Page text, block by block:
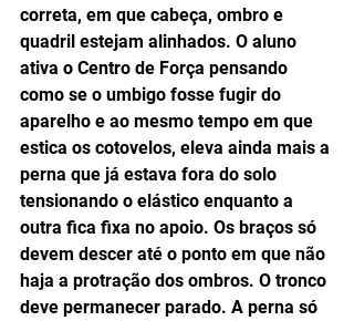
correta, em que cabeça, ombro e
quadril estejam alinhados. O aluno
ativa o Centro de Força pensando
como se o umbigo fosse fugir do
aparelho e ao mesmo tempo em que
estica os cotovelos, eleva ainda mais a
perna que já estava fora do solo
tensionando o elástico enquanto a
outra fica fixa no apoio. Os braços só
devem descer até o ponto em que não
haja a protração dos ombros. O tronco
deve permanecer parado. A perna só